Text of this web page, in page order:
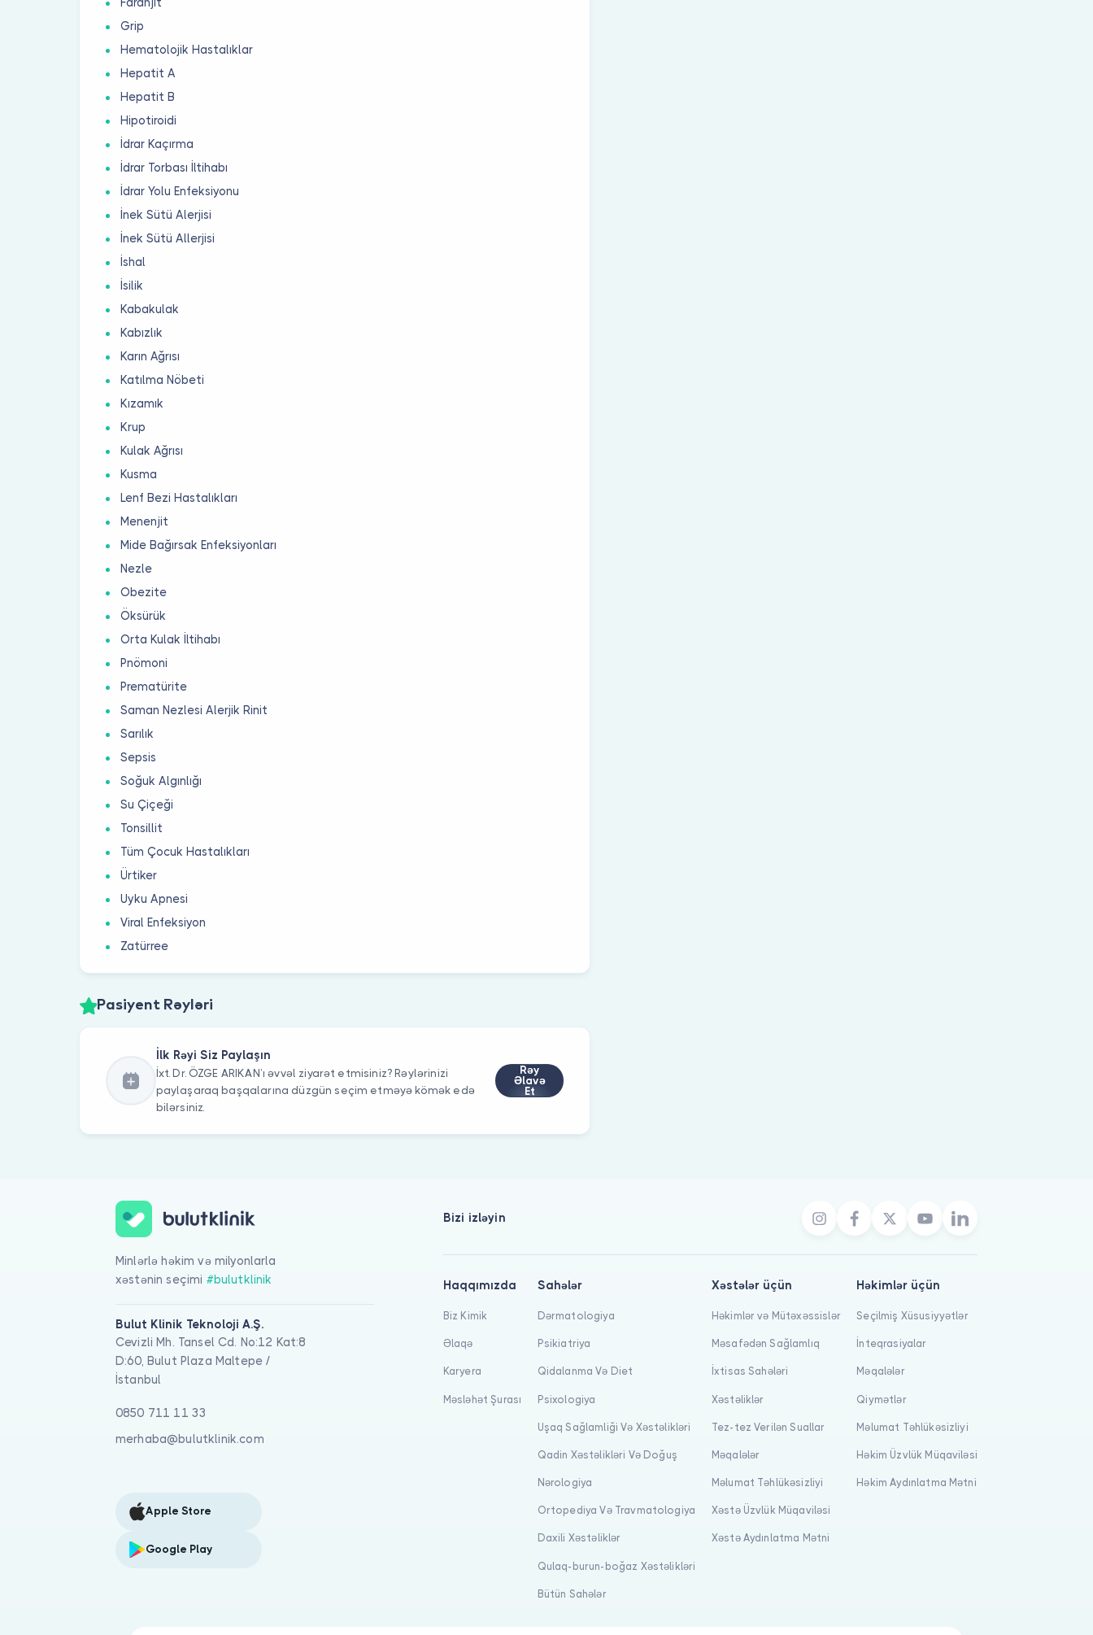
Faranjit
Grip
Hematolojik Hastalıklar
Hepatit A
Hepatit B
Hipotiroidi
İdrar Kaçırma
İdrar Torbası İltihabı
İdrar Yolu Enfeksiyonu
İnek Sütü Alerjisi
İnek Sütü Allerjisi
İshal
İsilik
Kabakulak
Kabızlık
Karın Ağrısı
Katılma Nöbeti
Kızamık
Krup
Kulak Ağrısı
Kusma
Lenf Bezi Hastalıkları
Menenjit
Mide Bağırsak Enfeksiyonları
Nezle
Obezite
Öksürük
Orta Kulak İltihabı
Pnömoni
Prematürite
Saman Nezlesi Alerjik Rinit
Sarılık
Sepsis
Soğuk Algınlığı
Su Çiçeği
Tonsillit
Tüm Çocuk Hastalıkları
Ürtiker
Uyku Apnesi
Viral Enfeksiyon
Zatürree
Pasiyent Rəyləri
İlk Rəyi Siz Paylaşın
İxt. Dr. ÖZGE ARIKAN’ı əvvəl ziyarət etmisiniz? Rəylərinizi
paylaşaraq başqalarına düzgün seçim etməyə kömək edə
bilərsiniz.
Rəy
Əlavə
Et
Minlərlə həkim və milyonlarla
xəstənin seçimi #bulutklinik
Bulut Klinik Teknoloji A.Ş.
Cevizli Mh. Tansel Cd. No:12 Kat:8
D:60, Bulut Plaza Maltepe /
İstanbul
0850 711 11 33
merhaba@bulutklinik.com
Apple Store
Google Play
Bizi izləyin
Haqqımızda
Biz Kimik
Əlaqə
Karyera
Məsləhət Şurası
Sahələr
Dərmatologiya
Psikiatriya
Qidalanma Və Diet
Psixologiya
Uşaq Sağlamliği Və Xəstəlikləri
Qadin Xəstəlikləri Və Doğuş
Nərologiya
Ortopediya Və Travmatologiya
Daxili Xəstəliklər
Qulaq-burun-boğaz Xəstəlikləri
Bütün Sahələr
Xəstələr üçün
Həkimlər və Mütəxəssislər
Məsafədən Sağlamlıq
İxtisas Sahələri
Xəstəliklər
Tez-tez Verilən Suallar
Məqalələr
Məlumat Təhlükəsizliyi
Xəstə Üzvlük Müqaviləsi
Xəstə Aydınlatma Mətni
Həkimlər üçün
Seçilmiş Xüsusiyyətlər
İnteqrasiyalar
Məqalələr
Qiymətlər
Məlumat Təhlükəsizliyi
Həkim Üzvlük Müqaviləsi
Həkim Aydınlatma Mətni